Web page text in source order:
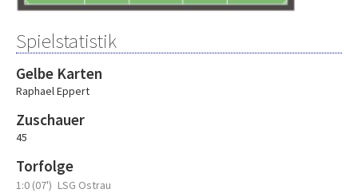
Spielstatistik
Gelbe Karten
Raphael Eppert
Zuschauer
45
Torfolge
1:0 (07') LSG Ostrau